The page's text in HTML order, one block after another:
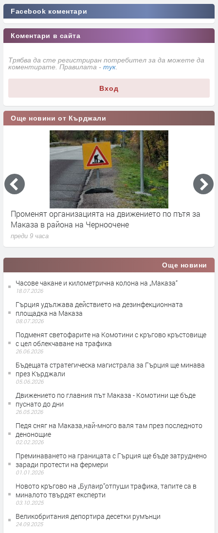
Facebook коментари
Коментари в сайта
Трябва да сте регистриран потребител за да можете да
коментирате. Правилата - тук
Вход
Още новини от Кърджали
Променят организацията на движението по пътя за
Маказа в района на Черноочене
преди 9 часа
Още новини
Часове чакане и километрична колона на „Маказа“
18.07.2026
Гърция удължава действието на дезинфекционната
площадка на Маказа
08.07.2026
Подменят светофарите на Комотини с кръгово кръстовище
с цел облекчаване на трафика
26.06.2026
Бъдещата стратегическа магистрала за Гърция ще минава
през Кърджали
05.06.2026
Движението по главния път Маказа - Комотини ще бъде
пуснато до дни
26.05.2026
Педя сняг на Маказа,най-много валя там през последното
денонощие
02.02.2026
Преминаването на границата с Гърция ще бъде затруднено
заради протести на фермери
01.01.2026
Новото кръгово на „Булаир”отпуши трафика, тапите са в
миналото твърдят експерти
03.10.2025
Великобритания депортира десетки румънци
24.09.2025